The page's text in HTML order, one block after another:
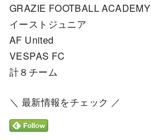
GRAZIE FOOTBALL ACADEMY
イーストジュニア
AF United
VESPAS FC
計８チーム
＼ 最新情報をチェック ／